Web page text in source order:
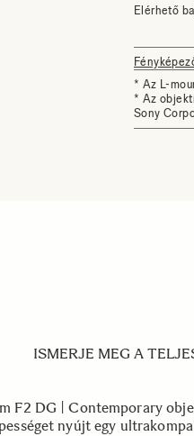
Elérhető
* Az L-
* Az
Sony
ISMERJE MEG A
F2 DG | Contemporary
nyújt egy